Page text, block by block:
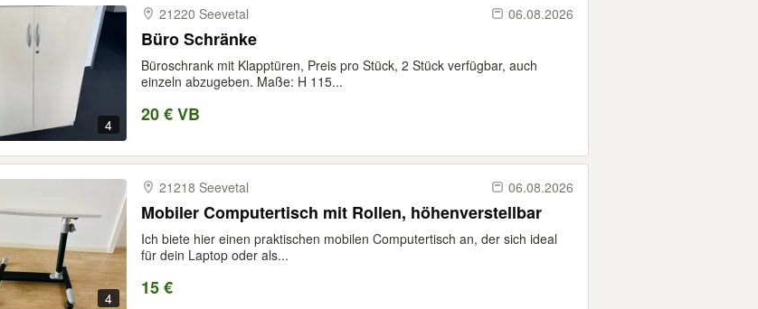
4
21220 Seevetal 06.08.2026
Büro Schränke
Büroschrank mit Klapptüren, Preis pro Stück, 2 Stück verfügbar, auch
einzeln abzugeben. Maße: H 115...
20 € VB
4
21218 Seevetal 06.08.2026
Mobiler Computertisch mit Rollen, höhenverstellbar
Ich biete hier einen praktischen mobilen Computertisch an, der sich ideal
für dein Laptop oder als...
15 €